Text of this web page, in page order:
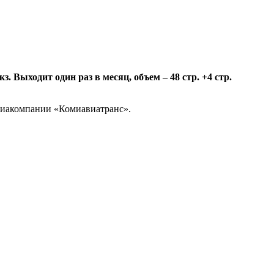
Выходит один раз в месяц, объем – 48 стр. +4 стр.
«Комиавиатранс».